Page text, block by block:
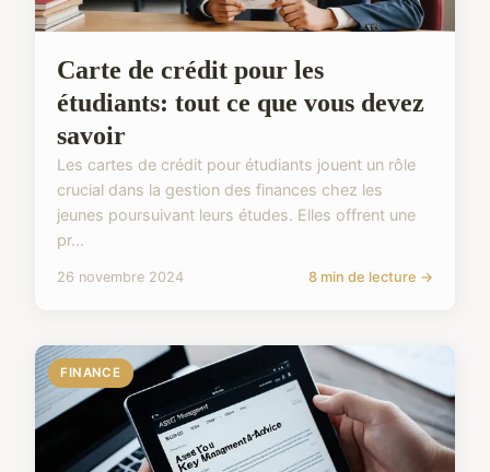
Carte de crédit pour les
étudiants: tout ce que vous devez
savoir
Les cartes de crédit pour étudiants jouent un rôle
crucial dans la gestion des finances chez les
jeunes poursuivant leurs études. Elles offrent une
pr...
26 novembre 2024 8 min de lecture →
FINANCE